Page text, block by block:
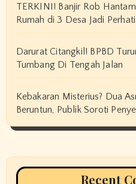
TERKINI! Banjir Rob
Rumah di 3 Desa Jadi
Darurat Citangkil! BPBD
Tumbang Di Tengah Jalan
Kebakaran Misterius? Dua
Beruntun, Publik Soroti
Recent